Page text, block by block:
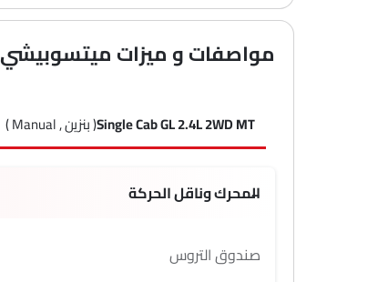
مواصفات و ميزات ميتسوبيشي L200
Single Cab GL 2.4L 2WD MT( بنزين , Manual )
المحرك وناقل الحركة
صندوق التروس